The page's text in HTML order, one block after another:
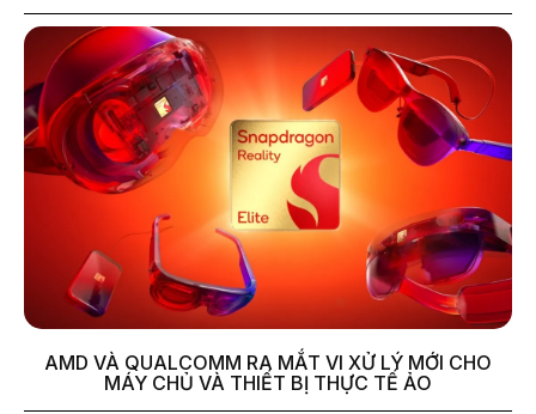
AMD VÀ QUALCOMM RA MẮT VI XỬ LÝ MỚI CHO
MÁY CHỦ VÀ THIẾT BỊ THỰC TẾ ẢO